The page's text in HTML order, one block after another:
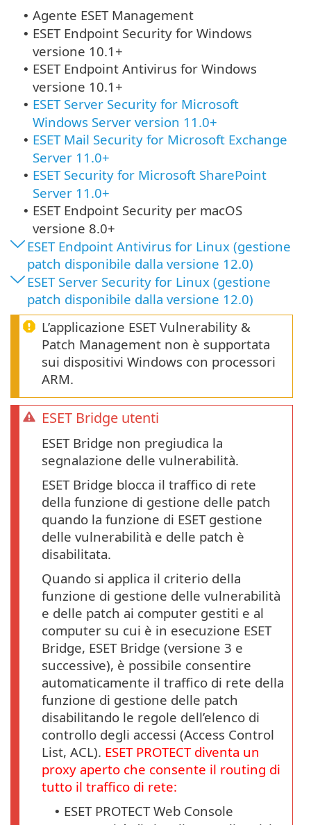
• Agente ESET Management
• ESET Endpoint Security for Windows
versione 10.1+
• ESET Endpoint Antivirus for Windows
versione 10.1+
• ESET Server Security for Microsoft
Windows Server version 11.0+
• ESET Mail Security for Microsoft Exchange
Server 11.0+
• ESET Security for Microsoft SharePoint
Server 11.0+
• ESET Endpoint Security per macOS
versione 8.0+
ESET Endpoint Antivirus for Linux (gestione
patch disponibile dalla versione 12.0)
ESET Server Security for Linux (gestione
patch disponibile dalla versione 12.0)
L’applicazione ESET Vulnerability &
Patch Management non è supportata
sui dispositivi Windows con processori
ARM.
ESET Bridge utenti
ESET Bridge non pregiudica la
segnalazione delle vulnerabilità.
ESET Bridge blocca il traffico di rete
della funzione di gestione delle patch
quando la funzione di ESET gestione
delle vulnerabilità e delle patch è
disabilitata.
Quando si applica il criterio della
funzione di gestione delle vulnerabilità
e delle patch ai computer gestiti e al
computer su cui è in esecuzione ESET
Bridge, ESET Bridge (versione 3 e
successive), è possibile consentire
automaticamente il traffico di rete della
funzione di gestione delle patch
disabilitando le regole dell’elenco di
controllo degli accessi (Access Control
List, ACL). ESET PROTECT diventa un
proxy aperto che consente il routing di
tutto il traffico di rete:
• ESET PROTECT Web Console